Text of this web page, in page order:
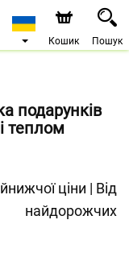
інтернет-
доставки —
Кошик Пошук
подарунків
теплом
ціни | Від
найдорожчих